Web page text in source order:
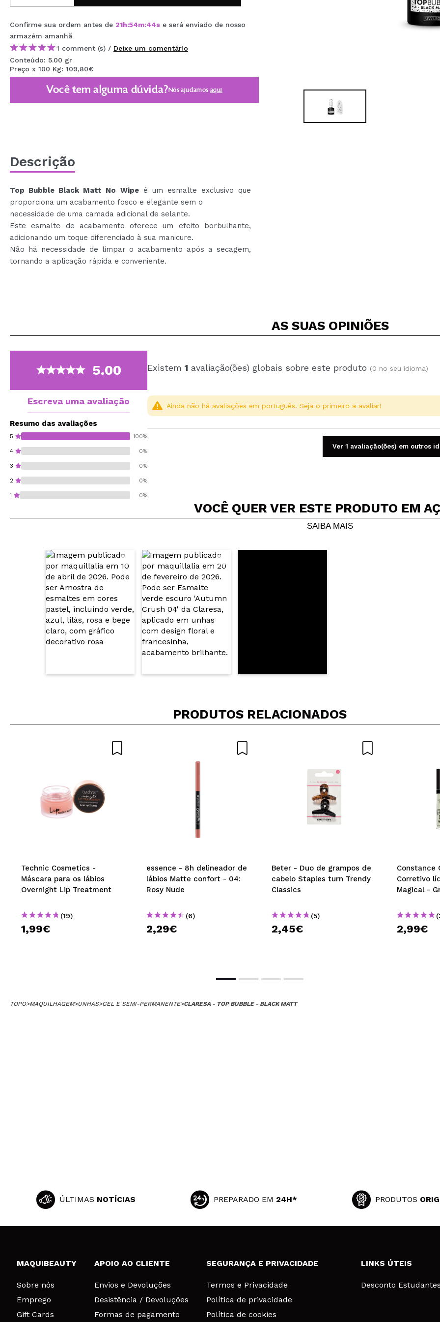
KOREA ZONE
TRAVEL SIZE
NATURE
DESCONTOS
EM BREVE
Confirme sua ordem antes de 21h:54m:44s e será enviado de nosso
armazém amanhã
1 comment (s) / Deixe um comentário
Conteúdo: 5.00 gr
Preço x 100 Kg: 109,80€
Você tem alguma dúvida?Nós ajudamos aqui
Descrição
Top Bubble Black Matt No Wipeé um esmalte exclusivo que
proporciona um acabamento fosco e elegante sem o
necessidade de uma camada adicional de selante.
Este esmalte de acabamento oferece um efeito borbulhante,
adicionando um toque diferenciado à sua manicure.
Não há necessidade de limpar o acabamento após a secagem,
tornando a aplicação rápida e conveniente.
AS SUAS OPINIÕES
5.00
Escreva uma avaliação
Resumo das avaliações
5 100%
4 0%
3 0%
2 0%
1 0%
Existem 1 avaliação(ões) globais sobre este produto (0 no seu idioma)
Compartilhar um vídeo ou uma foto
Seu vídeo pode ser o primeiro. Imagine isso...
Recomenda esta compra?
ENVIAR
Ainda não há avaliações em português. Seja o primeiro a avaliar!
Ver 1 avaliação(ões) em outros
VOCÊ QUER VER ESTE PRODUTO EM
SAIBA MAIS
PRODUTOS RELACIONADOS
Technic Cosmetics -
Máscara para os lábios
Overnight Lip Treatment
(19)
1,99€
essence - 8h delineador de
lábios Matte confort - 04:
Rosy Nude
(6)
2,29€
Beter - Duo de grampos de
cabelo Staples turn Trendy
Classics
(5)
2,45€
Constance
Corretivo
Magical -
2,99€
TOPO>MAQUILHAGEM>UNHAS>GEL E SEMI-PERMANENTE>CLARESA - TOP BUBBLE - BLACK MATT
ÚLTIMAS NOTÍCIAS PREPARADO EM 24H* PRODUTOS
MAQUIBEAUTY
Sobre nós
Emprego
Gift Cards
APOIO AO CLIENTE
Envios e Devoluções
Desistência / Devoluções
Formas de pagamento
SEGURANÇA E PRIVACIDADE
Termos e Privacidade
Política de privacidade
Política de cookies
LINKS ÚTEIS
Desconto Estudantes